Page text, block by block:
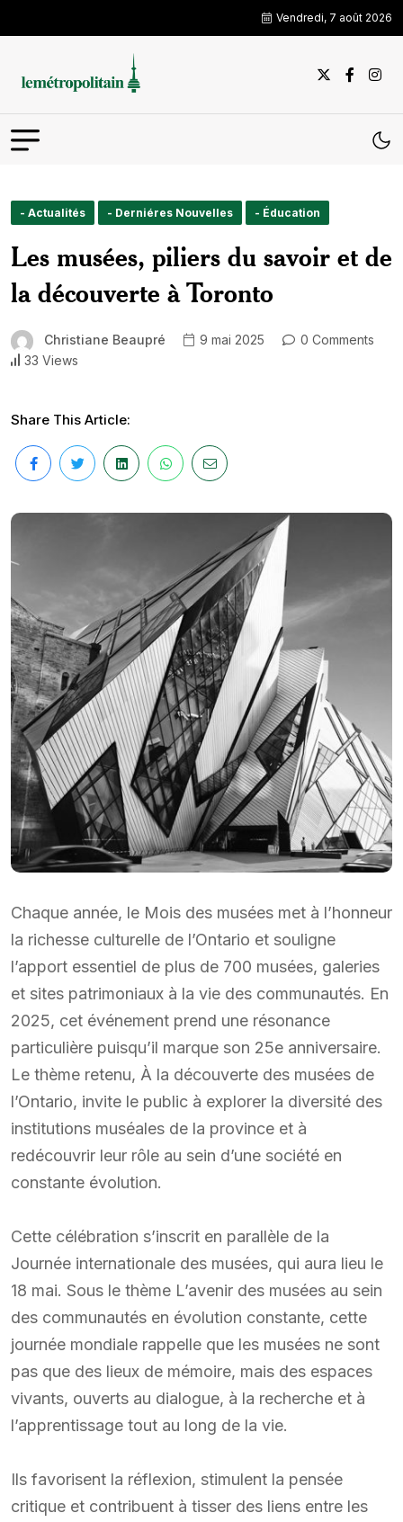
Vendredi, 7 août 2026
- Actualités - Derniéres Nouvelles - Éducation
Les musées, piliers du savoir et de
la découverte à Toronto
Christiane Beaupré 9 mai 2025
0 Comments
33 Views
Share This Article:
Chaque année, le Mois des musées met à l’honneur
la richesse culturelle de l’Ontario et souligne
l’apport essentiel de plus de 700 musées, galeries
et sites patrimoniaux à la vie des communautés. En
2025, cet événement prend une résonance
particulière puisqu’il marque son 25e anniversaire.
Le thème retenu, À la découverte des musées de
l’Ontario, invite le public à explorer la diversité des
institutions muséales de la province et à
redécouvrir leur rôle au sein d’une société en
constante évolution.
Cette célébration s’inscrit en parallèle de la
Journée internationale des musées, qui aura lieu le
18 mai. Sous le thème L’avenir des musées au sein
des communautés en évolution constante, cette
journée mondiale rappelle que les musées ne sont
pas que des lieux de mémoire, mais des espaces
vivants, ouverts au dialogue, à la recherche et à
l’apprentissage tout au long de la vie.
Ils favorisent la réflexion, stimulent la pensée
critique et contribuent à tisser des liens entre les